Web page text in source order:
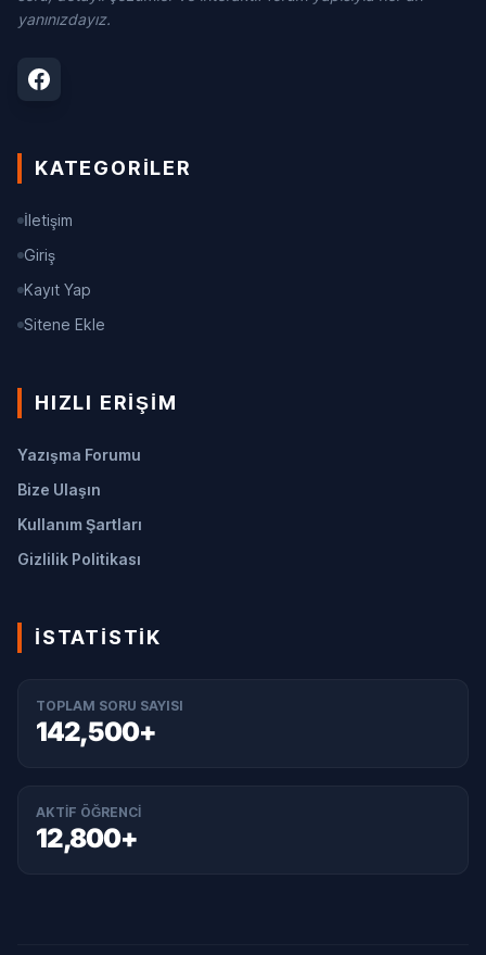
yanınızdayız.
KATEGORILER
İletişim
Giriş
Kayıt Yap
Sitene Ekle
HIZLI ERIŞIM
Yazışma Forumu
Bize Ulaşın
Kullanım Şartları
Gizlilik Politikası
İSTATISTIK
TOPLAM SORU SAYISI
142,500+
AKTIF ÖĞRENCI
12,800+